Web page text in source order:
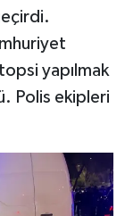
yapılmak
Polis ekipleri